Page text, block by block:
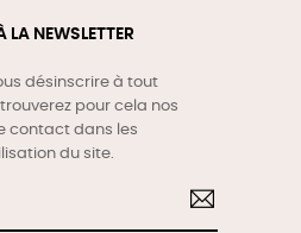
LA NEWSLETTER
désinscrire à tout
pour cela nos
contact dans les
du site.